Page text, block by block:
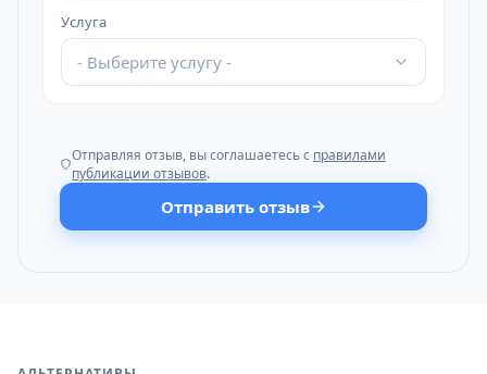
Услуга
- Выберите услугу -
Отправляя отзыв, вы соглашаетесь с правилами
публикации отзывов.
Отправить отзыв